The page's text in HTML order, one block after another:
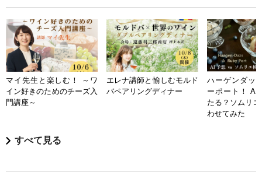
マイ先生と楽しむ！ ～ワ
イン好きのためのチーズ入
門講座～
エレナ講師と愉しむモルド
バペアリングディナー
ハーゲンダッ
ーポート！ AI
たる？ソムリ
わせてみた
すべて見る